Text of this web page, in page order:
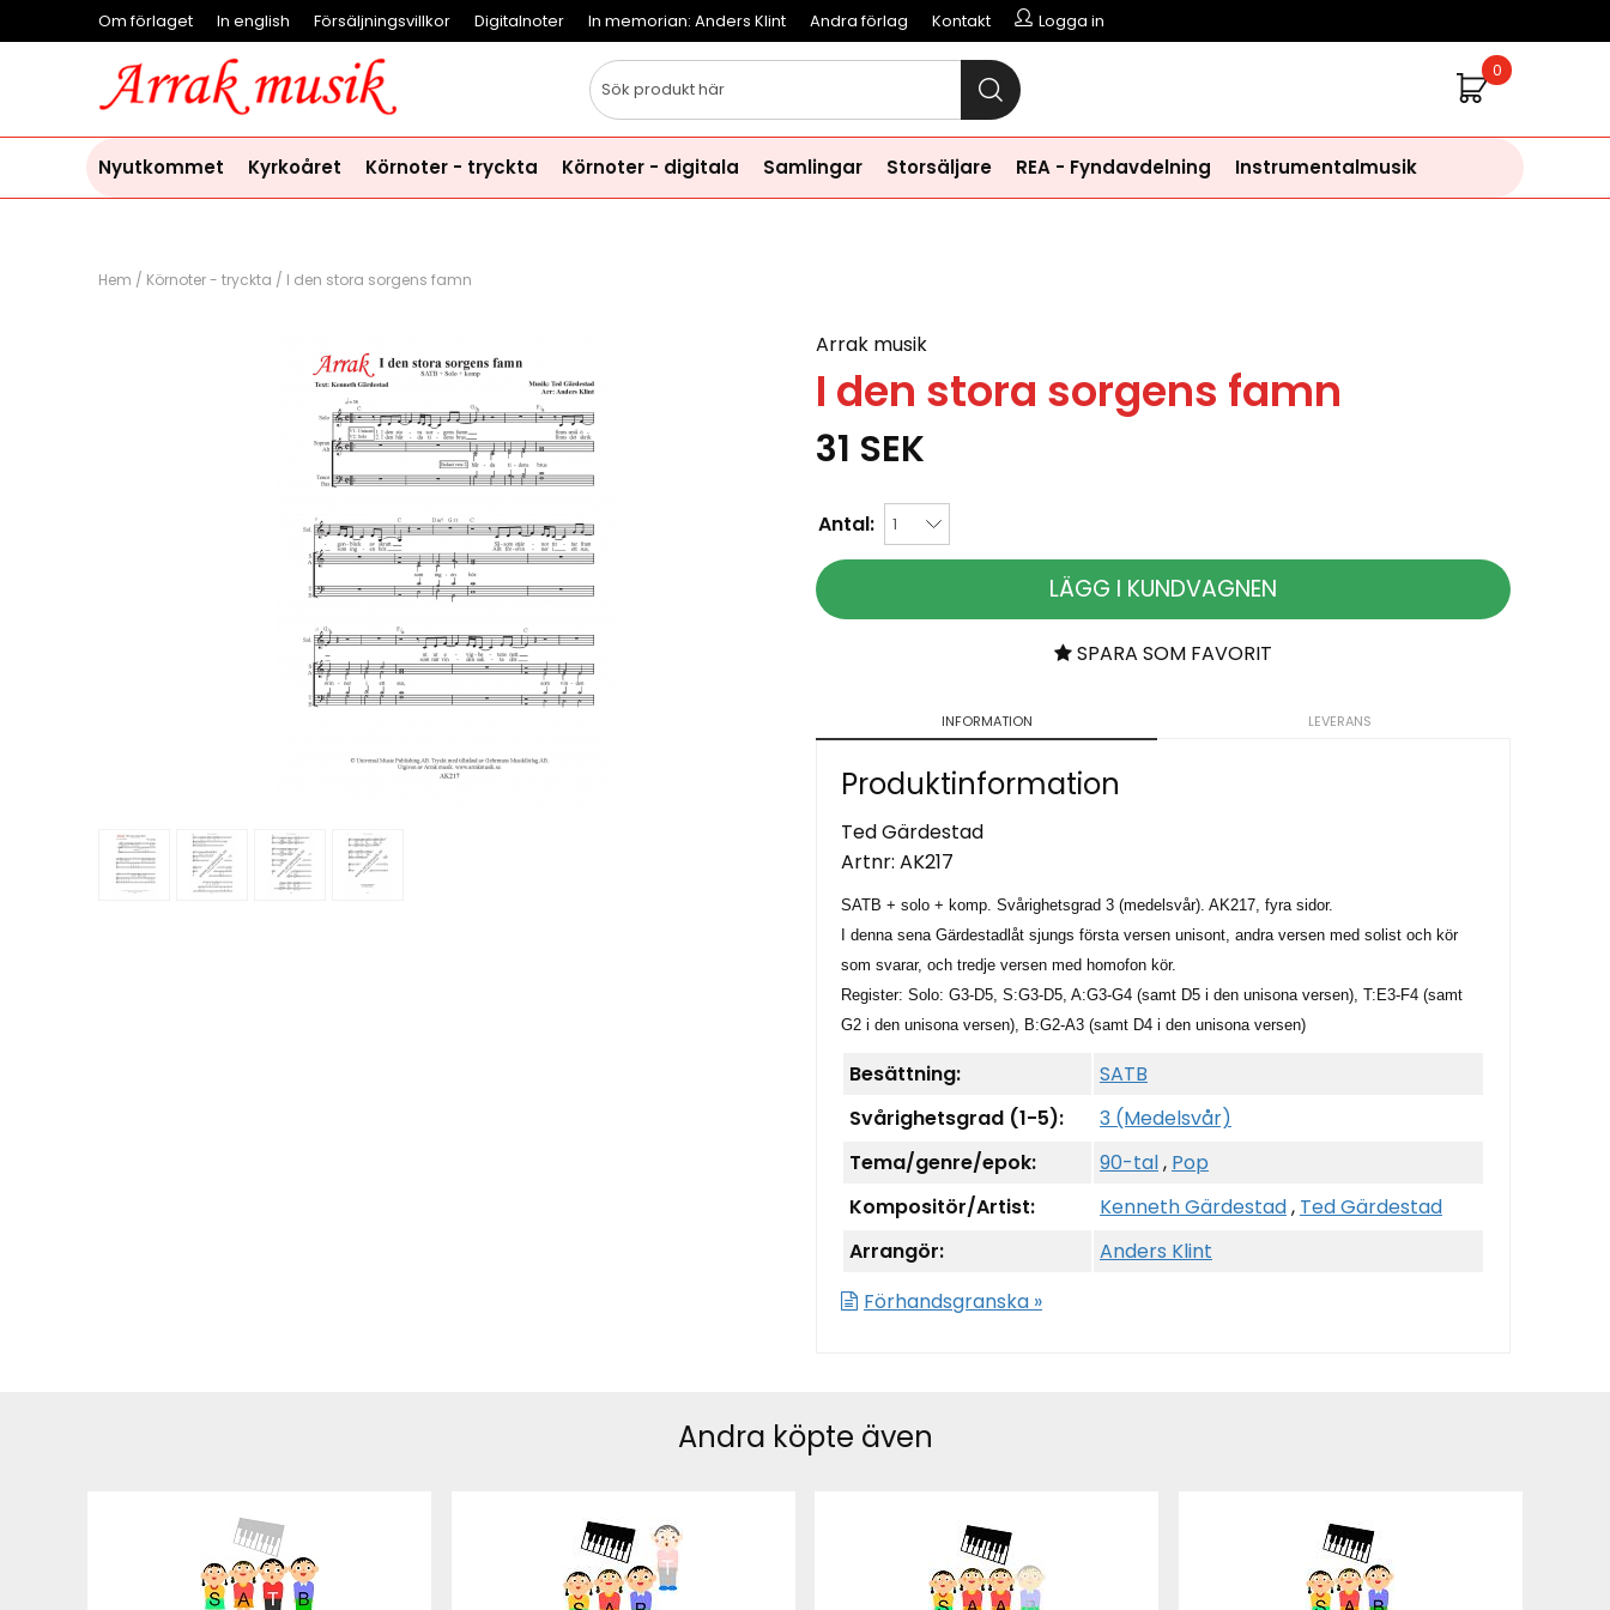
Om förlaget In english Försäljningsvillkor Digitalnoter In memorian: Anders Klint Andra förlag Kontakt Logga in
0
Nyutkommet Kyrkoåret Körnoter - tryckta Körnoter - digitala Samlingar Storsäljare REA - Fyndavdelning Instrumentalmusik
Hem / Körnoter - tryckta / I den stora sorgens famn
Arrak musik
I den stora sorgens famn
31 SEK
Antal:
LÄGG I KUNDVAGNEN
SPARA SOM FAVORIT
INFORMATION LEVERANS
Produktinformation
Ted Gärdestad
Artnr: AK217
SATB + solo + komp. Svårighetsgrad 3 (medelsvår). AK217, fyra sidor.
I denna sena Gärdestadlåt sjungs första versen unisont, andra versen med solist och kör
som svarar, och tredje versen med homofon kör.
Register: Solo: G3-D5, S:G3-D5, A:G3-G4 (samt D5 i den unisona versen), T:E3-F4 (samt
G2 i den unisona versen), B:G2-A3 (samt D4 i den unisona versen)
Besättning:
SATB
Svårighetsgrad (1-5):
3 (Medelsvår)
Tema/genre/epok:
90-tal, Pop
Kompositör/Artist:
Kenneth Gärdestad, Ted Gärdestad
Arrangör:
Anders Klint
Förhandsgranska »
Andra köpte även